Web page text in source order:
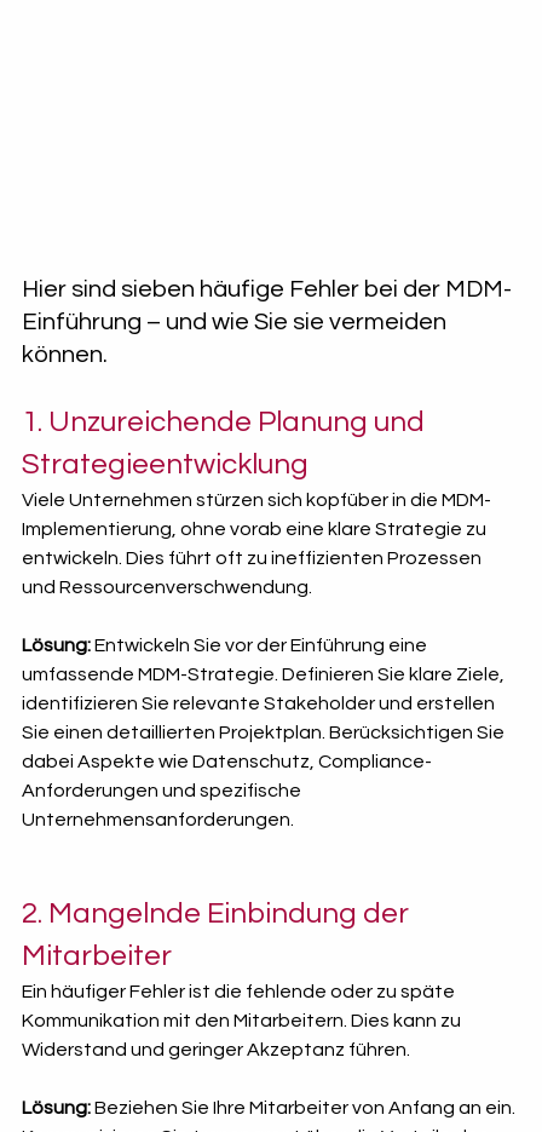
Hier sind sieben häufige Fehler bei der MDM-
Einführung – und wie Sie sie vermeiden
können.
1. Unzureichende Planung und
Strategieentwicklung
Viele Unternehmen stürzen sich kopfüber in die MDM-
Implementierung, ohne vorab eine klare Strategie zu
entwickeln. Dies führt oft zu ineffizienten Prozessen
und Ressourcenverschwendung.
Lösung: Entwickeln Sie vor der Einführung eine
umfassende MDM-Strategie. Definieren Sie klare Ziele,
identifizieren Sie relevante Stakeholder und erstellen
Sie einen detaillierten Projektplan. Berücksichtigen Sie
dabei Aspekte wie Datenschutz, Compliance-
Anforderungen und spezifische
Unternehmensanforderungen.
2. Mangelnde Einbindung der
Mitarbeiter
Ein häufiger Fehler ist die fehlende oder zu späte
Kommunikation mit den Mitarbeitern. Dies kann zu
Widerstand und geringer Akzeptanz führen.
Lösung: Beziehen Sie Ihre Mitarbeiter von Anfang an ein.